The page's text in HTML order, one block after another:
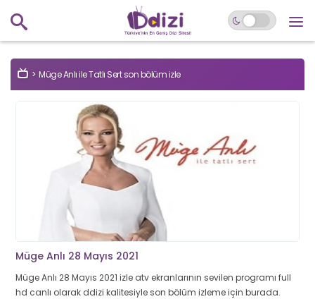
Müge Anlı ile Tatlı Sert son bölüm izle
Müge Anlı 28 Mayıs 2021
Müge Anlı 28 Mayıs 2021 izle atv ekranlarının sevilen programı full
hd canlı olarak ddizi kalitesiyle son bölüm izleme için burada.